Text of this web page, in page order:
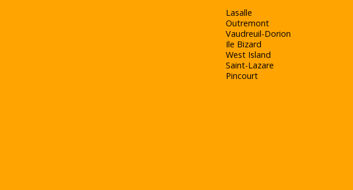
Lasalle
Outremont
Vaudreuil-Dorion
Ile Bizard
West Island
Saint-Lazare
Pincourt